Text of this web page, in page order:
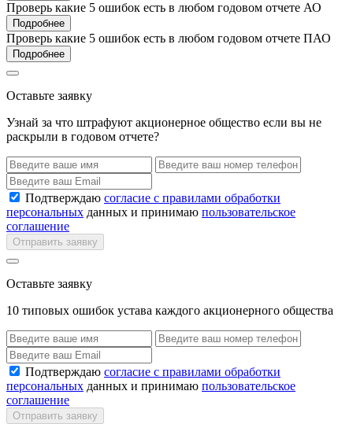
Проверь какие 5 ошибок есть в любом годовом отчете АО
Подробнее
Проверь какие 5 ошибок есть в любом годовом отчете ПАО
Подробнее
Оставьте заявку
Узнай за что штрафуют акционерное общество если вы не
раскрыли в годовом отчете?
Подтверждаю согласие с правилами обработки
персональных данных и принимаю пользовательское
соглашение
Отправить заявку
Оставьте заявку
10 типовых ошибок устава каждого акционерного общества
Подтверждаю согласие с правилами обработки
персональных данных и принимаю пользовательское
соглашение
Отправить заявку